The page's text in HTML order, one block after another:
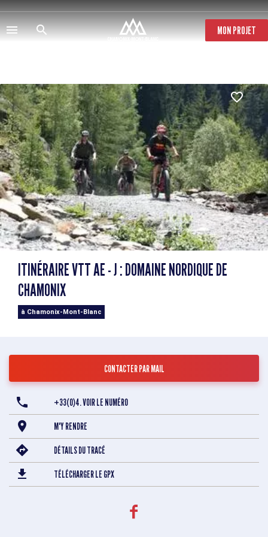
Aller
au
contenu
principal
MON PROJET
ITINÉRAIRE VTT AE - J : DOMAINE NORDIQUE DE
CHAMONIX
à Chamonix-Mont-Blanc
CONTACTER PAR MAIL
+33(0)4. VOIR LE NUMÉRO
M'Y RENDRE
DÉTAILS DU TRACÉ
TÉLÉCHARGER LE GPX